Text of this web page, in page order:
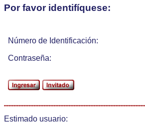
Por favor identifíquese:
Número de Identificación:
Contraseña:
Estimado usuario: